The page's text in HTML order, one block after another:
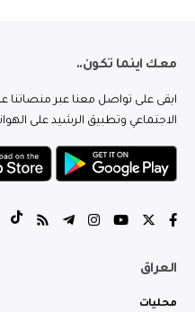
معك اينما تكون..
ابقى على تواصل معنا عبر منصاتنا
الاجتماعي وتطبيق الرشيد على
العراق
محليات